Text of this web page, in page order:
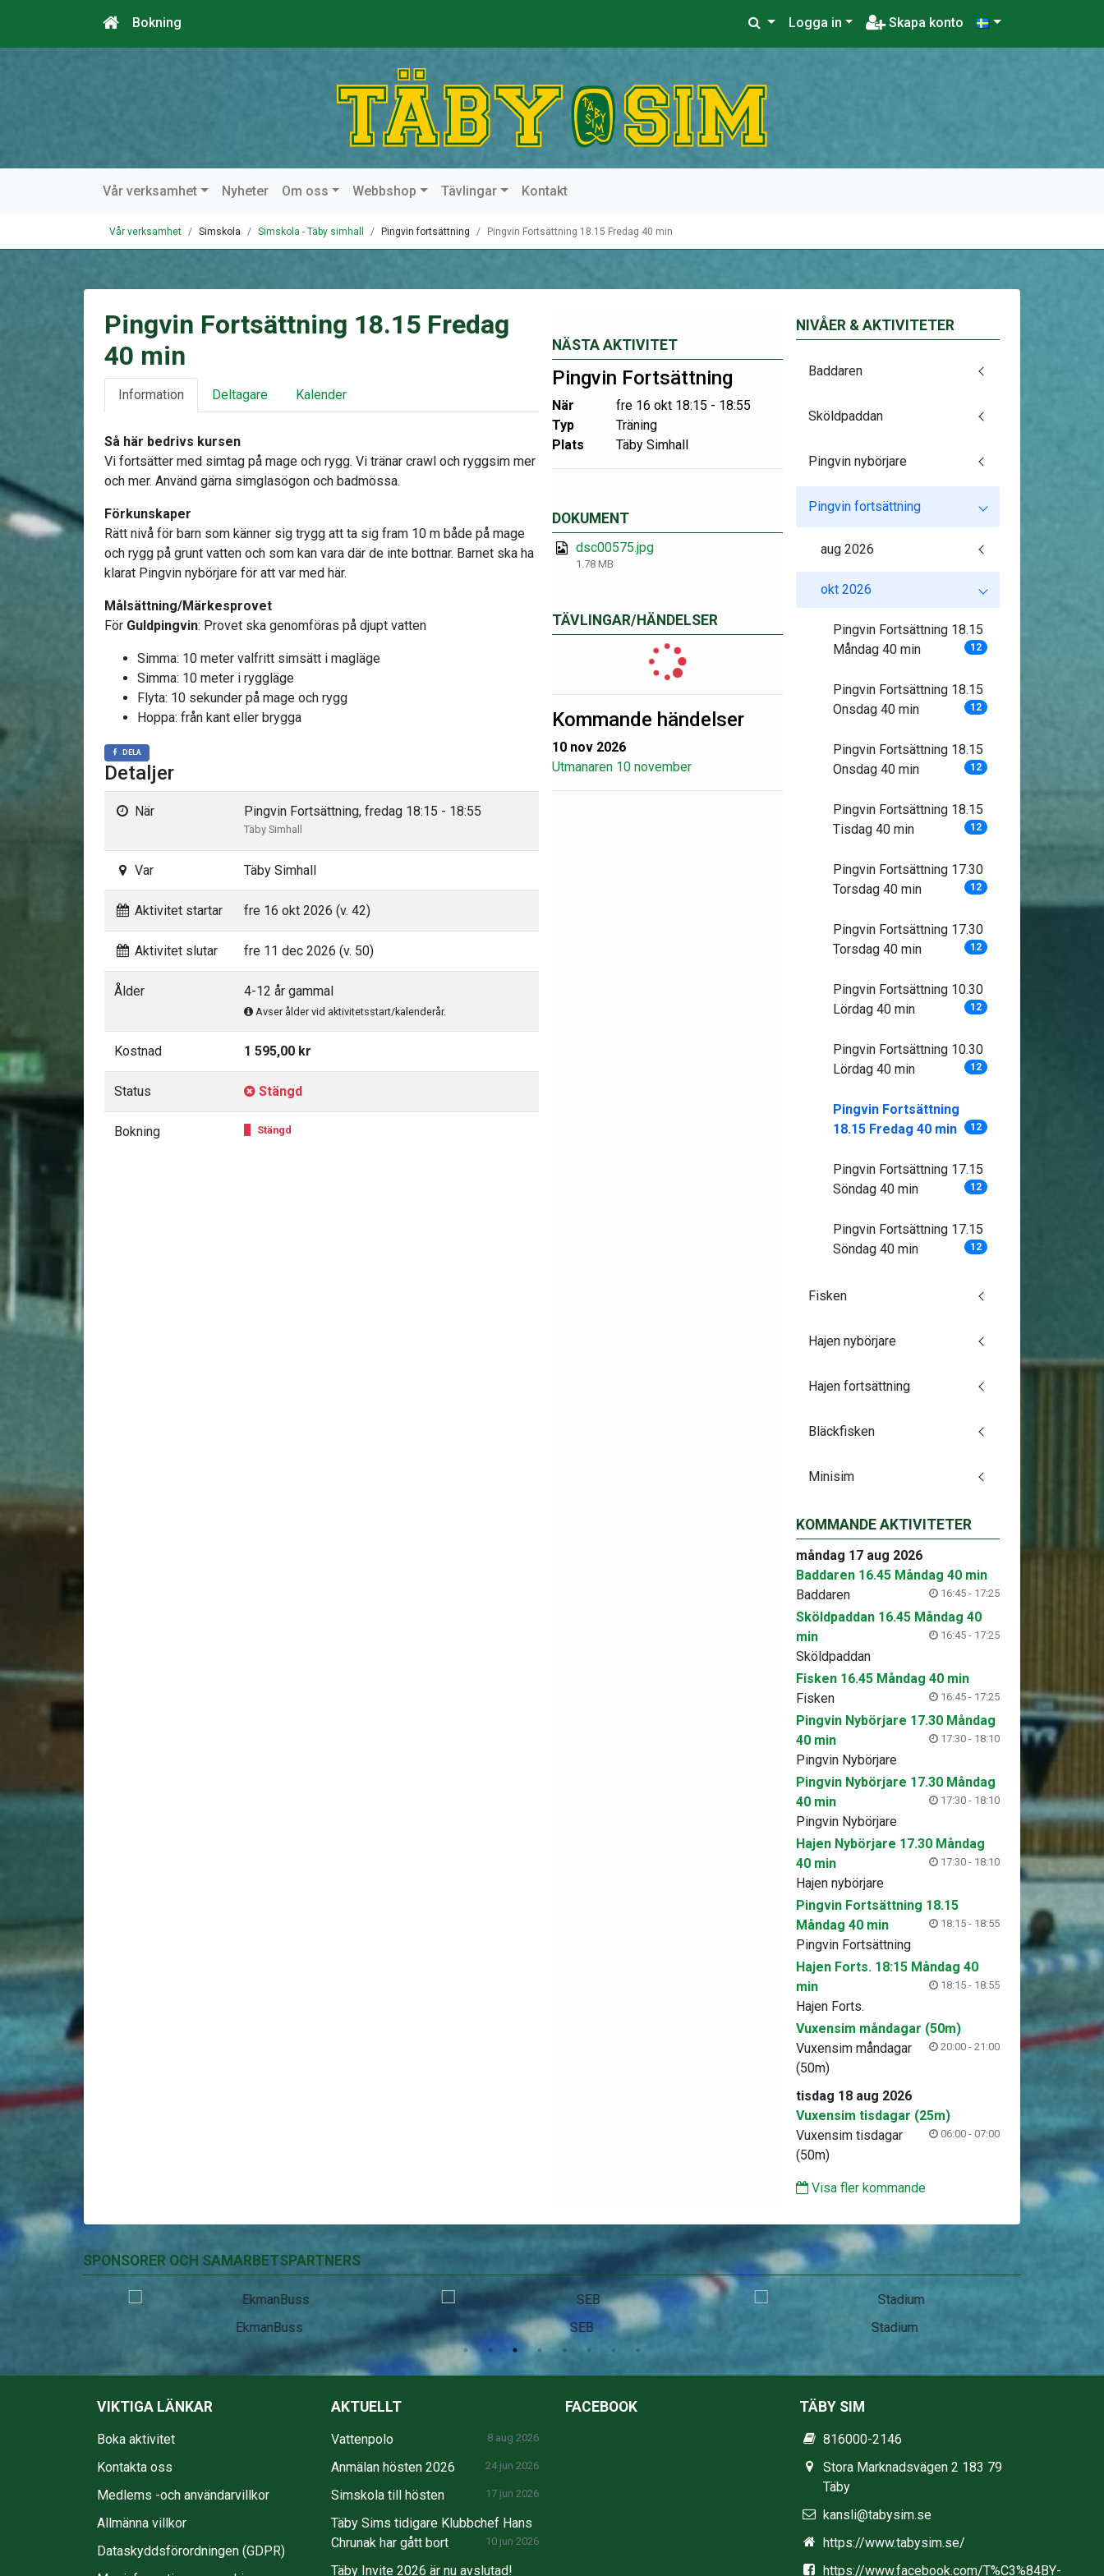
Bokning Logga in Skapa konto
Vår verksamhet Nyheter Om oss Webbshop Tävlingar Kontakt
Vår verksamhet Simskola Simskola - Täby simhall Pingvin fortsättning Pingvin Fortsättning 18.15 Fredag 40 min
NÄSTA AKTIVITET
Pingvin Fortsättning
När
fre 16 okt 18:15 - 18:55
Typ
Träning
Plats
Täby Simhall
DOKUMENT
dsc00575.jpg
1.78 MB
TÄVLINGAR/HÄNDELSER
Kommande händelser
10 nov 2026
Utmanaren 10 november
Pingvin Fortsättning 18.15 Fredag
40 min
Information Deltagare Kalender
Så här bedrivs kursen
Vi fortsätter med simtag på mage och rygg. Vi tränar crawl och ryggsim mer
och mer. Använd gärna simglasögon och badmössa.
Förkunskaper
Rätt nivå för barn som känner sig trygg att ta sig fram 10 m både på mage
och rygg på grunt vatten och som kan vara där de inte bottnar. Barnet ska ha
klarat Pingvin nybörjare för att var med här.
Målsättning/Märkesprovet
För Guldpingvin: Provet ska genomföras på djupt vatten
Simma: 10 meter valfritt simsätt i magläge
Simma: 10 meter i ryggläge
Flyta: 10 sekunder på mage och rygg
Hoppa: från kant eller brygga
DELA
Detaljer
När Pingvin Fortsättning, fredag 18:15 - 18:55
Täby Simhall
Var Täby Simhall
Aktivitet startar fre 16 okt 2026 (v. 42)
Aktivitet slutar fre 11 dec 2026 (v. 50)
Ålder 4-12 år gammal
Avser ålder vid aktivitetsstart/kalenderår.
Kostnad 1 595,00 kr
Status Stängd
Bokning Stängd
NIVÅER & AKTIVITETER
Baddaren
Sköldpaddan
Pingvin nybörjare
Pingvin fortsättning
aug 2026
okt 2026
Pingvin Fortsättning 18.15
Måndag 40 min
12
Pingvin Fortsättning 18.15
Onsdag 40 min
12
Pingvin Fortsättning 18.15
Onsdag 40 min
12
Pingvin Fortsättning 18.15
Tisdag 40 min
12
Pingvin Fortsättning 17.30
Torsdag 40 min
12
Pingvin Fortsättning 17.30
Torsdag 40 min
12
Pingvin Fortsättning 10.30
Lördag 40 min
12
Pingvin Fortsättning 10.30
Lördag 40 min
12
Pingvin Fortsättning
18.15 Fredag 40 min
12
Pingvin Fortsättning 17.15
Söndag 40 min
12
Pingvin Fortsättning 17.15
Söndag 40 min
12
Fisken
Hajen nybörjare
Hajen fortsättning
Bläckfisken
Minisim
KOMMANDE AKTIVITETER
måndag 17 aug 2026
Baddaren 16.45 Måndag 40 min
16:45 - 17:25
Baddaren
Sköldpaddan 16.45 Måndag 40
min
16:45 - 17:25
Sköldpaddan
Fisken 16.45 Måndag 40 min
16:45 - 17:25
Fisken
Pingvin Nybörjare 17.30 Måndag
40 min
17:30 - 18:10
Pingvin Nybörjare
Pingvin Nybörjare 17.30 Måndag
40 min
17:30 - 18:10
Pingvin Nybörjare
Hajen Nybörjare 17.30 Måndag
40 min
17:30 - 18:10
Hajen nybörjare
Pingvin Fortsättning 18.15
Måndag 40 min
18:15 - 18:55
Pingvin Fortsättning
Hajen Forts. 18:15 Måndag 40
min
18:15 - 18:55
Hajen Forts.
Vuxensim måndagar (50m)
20:00 - 21:00
Vuxensim måndagar
(50m)
tisdag 18 aug 2026
Vuxensim tisdagar (25m)
06:00 - 07:00
Vuxensim tisdagar
(50m)
Visa fler kommande
SPONSORER OCH SAMARBETSPARTNERS
EkmanBuss SEB Stadium
VIKTIGA LÄNKAR
Boka aktivitet
Kontakta oss
Medlems -och användarvillkor
Allmänna villkor
Dataskyddsförordningen (GDPR)
AKTUELLT
Vattenpolo 8 aug 2026
Anmälan hösten 2026 24 jun 2026
Simskola till hösten 17 jun 2026
Täby Sims tidigare Klubbchef Hans
Chrunak har gått bort
10 jun 2026
Täby Invite 2026 är nu avslutad!
FACEBOOK TÄBY SIM
816000-2146
Stora Marknadsvägen 2 183 79
Täby
kansli@tabysim.se
https://www.tabysim.se/
https://www.facebook.com/T%C3%84BY-